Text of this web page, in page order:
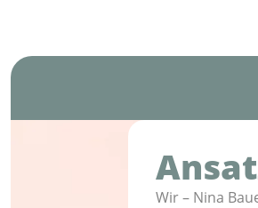
Wir – Nina